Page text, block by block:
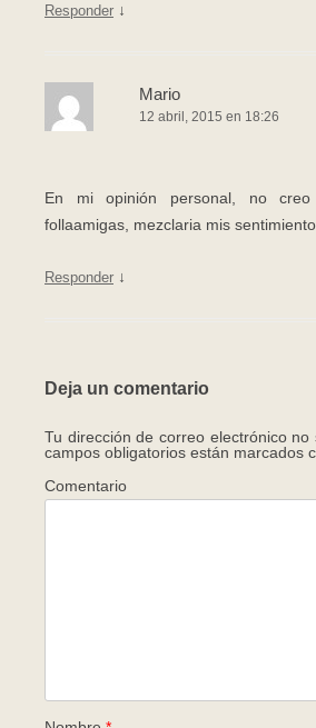
Responder ↓
Mario
12 abril, 2015 en 18:26
En mi opinión personal, no
follaamigas, mezclaria mis
Responder ↓
Deja un comentario
Tu dirección de correo electrónico no
campos obligatorios están marcados
Comentario